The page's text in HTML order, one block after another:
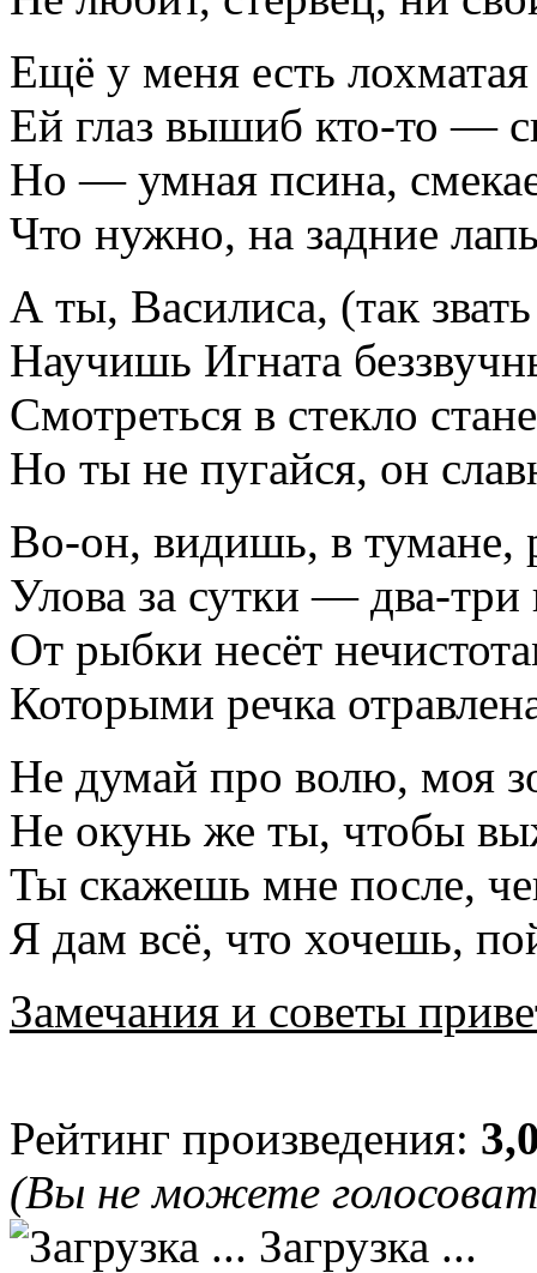
Ещё у меня есть
Ей глаз вышиб кто-то —
Но — умная псина,
Что нужно, на задние
А ты, Василиса, (так
Научишь Игната
Смотреться в стекло
Но ты не пугайся, он
Во-он, видишь, в тумане,
Улова за сутки — два-три
От рыбки несёт
Которыми речка
Не думай про волю, моя
Не окунь же ты, чтобы
Ты скажешь мне после,
Я дам всё, что хочешь,
Замечания и советы
Рейтинг произведения:
(Вы не можете
Загрузка ...